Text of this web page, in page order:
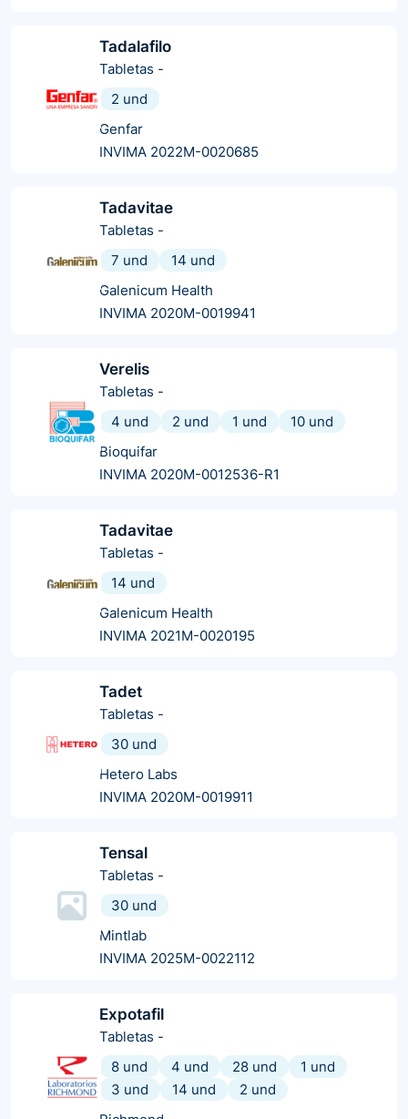
Tadalafilo
Tabletas -
2 und
Genfar
INVIMA 2022M-0020685
Tadavitae
Tabletas -
7 und
14 und
Galenicum Health
INVIMA 2020M-0019941
Verelis
Tabletas -
4 und
2 und 1 und
10 und
Bioquifar
INVIMA 2020M-0012536-R1
Tadavitae
Tabletas -
14 und
Galenicum Health
INVIMA 2021M-0020195
Tadet
Tabletas -
30 und
Hetero Labs
INVIMA 2020M-0019911
Tensal
Tabletas -
30 und
Mintlab
INVIMA 2025M-0022112
Expotafil
Tabletas -
8 und
4 und 28 und
1 und
3 und
14 und
2 und